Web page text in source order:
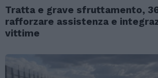
Tratta e grave sfruttamento,
rafforzare assistenza e
vittime